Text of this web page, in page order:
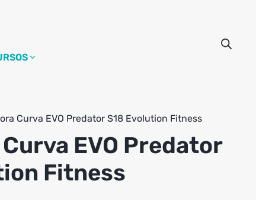
Curva EVO Predator S18 Evolution Fitness
EVO Predator
Fitness